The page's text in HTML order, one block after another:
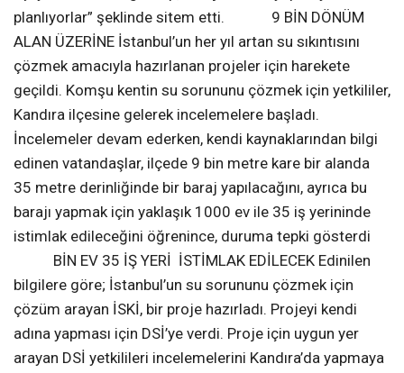
Kandıra, İstanbul’un su ihtiyacının karşılanması için feda
mı ediliyor. Kurtyeri mevkii’nde Melen Çayı’ndan gelen
suyu depolamak için büyük bir baraj için inceleme
başlatılması köylüleri ayağa kaldırdı Kandıra ilçesinde
İstanbul’un susuzluk sorununu çözmek amacıyla 9 bin
dönüm üzerinde bir baraj yapılacağı duyumları üzerine,
vatandaşlar “Turizm cenneti yapacağız dediler, şimdi
ilçeyi sular altına gömüp, baraj cenneti yapmayı
planlıyorlar” şeklinde sitem etti. 9 BİN DÖNÜM
ALAN ÜZERİNE İstanbul’un her yıl artan su sıkıntısını
çözmek amacıyla hazırlanan projeler için harekete
geçildi. Komşu kentin su sorununu çözmek için yetkililer,